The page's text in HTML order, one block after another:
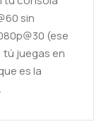
sin
(ese
tú juegas en
es la